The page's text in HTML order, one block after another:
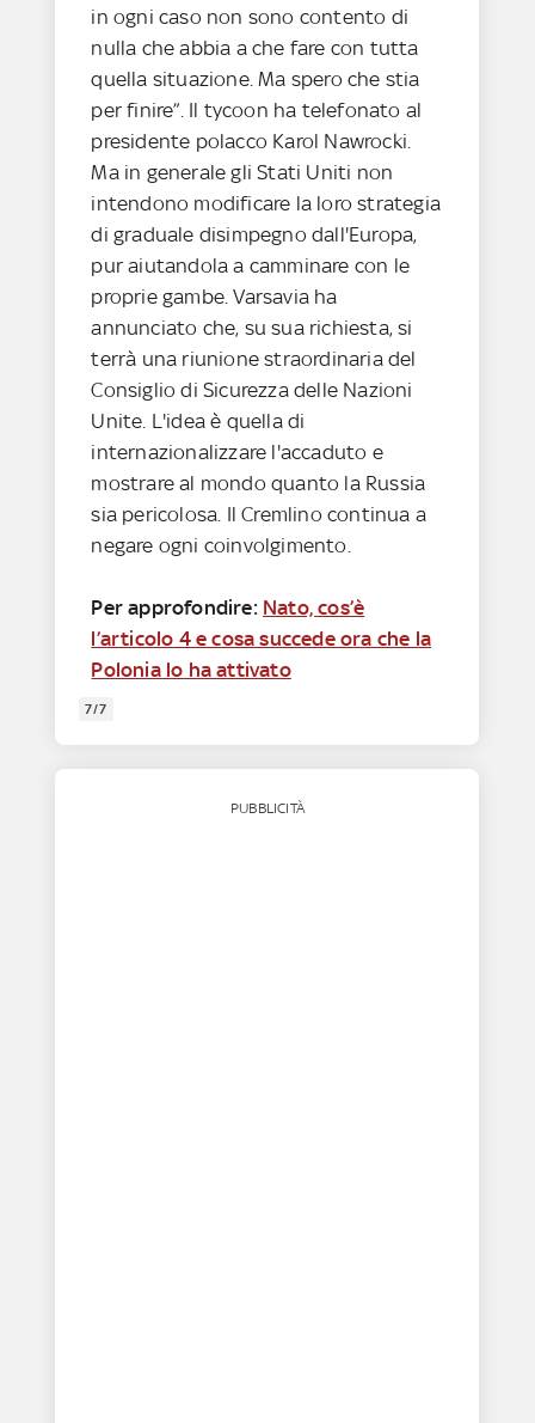
in ogni caso non sono contento di
nulla che abbia a che fare con tutta
quella situazione. Ma spero che stia
per finire”. Il tycoon ha telefonato al
presidente polacco Karol Nawrocki.
Ma in generale gli Stati Uniti non
intendono modificare la loro strategia
di graduale disimpegno dall'Europa,
pur aiutandola a camminare con le
proprie gambe. Varsavia ha
annunciato che, su sua richiesta, si
terrà una riunione straordinaria del
Consiglio di Sicurezza delle Nazioni
Unite. L'idea è quella di
internazionalizzare l'accaduto e
mostrare al mondo quanto la Russia
sia pericolosa. Il Cremlino continua a
negare ogni coinvolgimento.
Per approfondire: Nato, cos’è
l’articolo 4 e cosa succede ora che la
Polonia lo ha attivato
7/7
PUBBLICITÀ